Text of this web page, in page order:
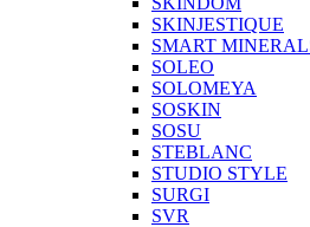
SKINJESTIQUE
SMART
SOLEO
SOLOMEYA
SOSKIN
SOSU
STEBLANC
STUDIO STYLE
SURGI
SVR